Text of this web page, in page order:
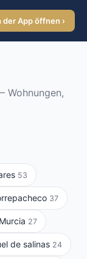
der App öffnen ›
Wohnungen,
53
37
Murcia 27
de salinas 24